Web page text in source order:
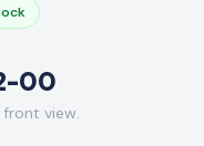
00
view.